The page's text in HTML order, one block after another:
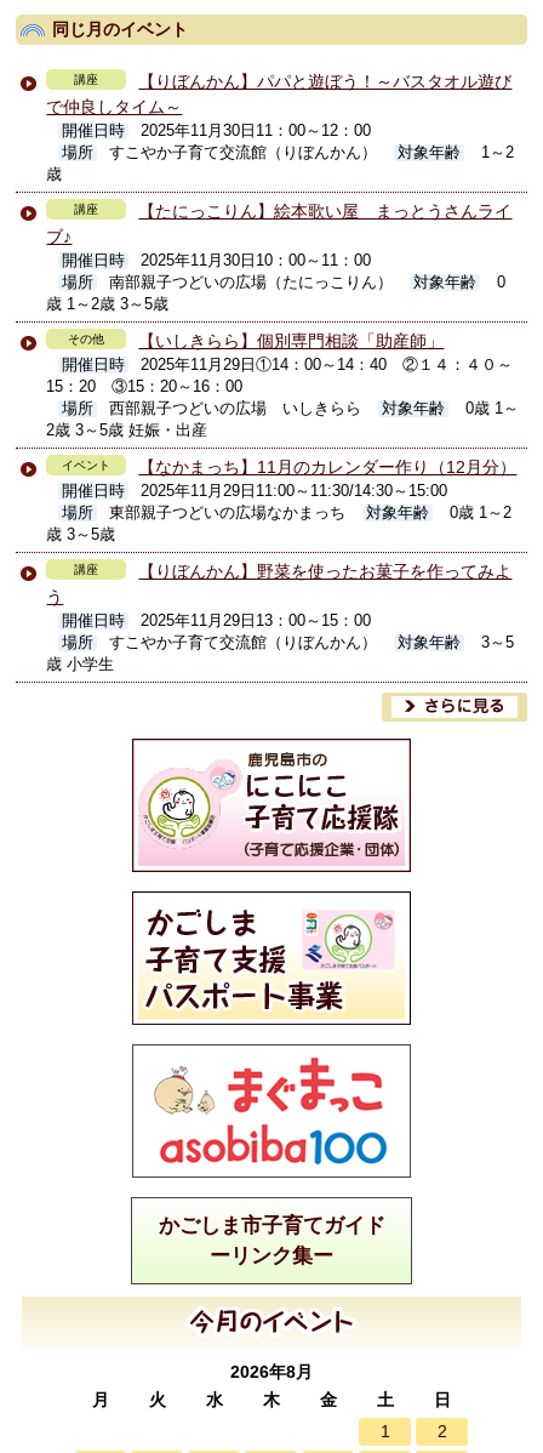
同じ月のイベント
講座
【りぼんかん】パパと遊ぼう！～バスタオル遊び
で仲良しタイム～
開催日時
2025年11月30日11：00～12：00
場所
すこやか子育て交流館（りぼんかん） 対象年齢
1～2
歳
講座
【たにっこりん】絵本歌い屋 まっとうさんライ
ブ♪
開催日時
2025年11月30日10：00～11：00
場所
南部親子つどいの広場（たにっこりん） 対象年齢
0
歳 1～2歳 3～5歳
その他 【いしきらら】個別専門相談「助産師」
開催日時
2025年11月29日①14：00～14：40 ②１４：４０～
15：20 ③15：20～16：00
場所
西部親子つどいの広場 いしきらら 対象年齢
0歳 1～
2歳 3～5歳 妊娠・出産
イベント 【なかまっち】11月のカレンダー作り（12月分）
開催日時
2025年11月29日11:00～11:30/14:30～15:00
場所
東部親子つどいの広場なかまっち 対象年齢
0歳 1～2
歳 3～5歳
講座
【りぼんかん】野菜を使ったお菓子を作ってみよ
う
開催日時
2025年11月29日13：00～15：00
場所
すこやか子育て交流館（りぼんかん） 対象年齢
3～5
歳 小学生
かごしま市子育てガイド
ーリンク集ー
2026年8月
月
火 水 木 金 土
日
1
2